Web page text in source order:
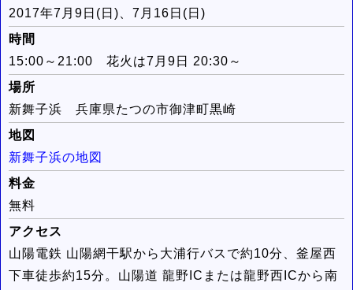
2017年7月9日(日)、7月16日(日)
時間
15:00～21:00 花火は7月9日 20:30～
場所
新舞子浜 兵庫県たつの市御津町黒崎
地図
新舞子浜の地図
料金
無料
アクセス
山陽電鉄 山陽網干駅から大浦行バスで約10分、釜屋西
下車徒歩約15分。山陽道 龍野ICまたは龍野西ICから南